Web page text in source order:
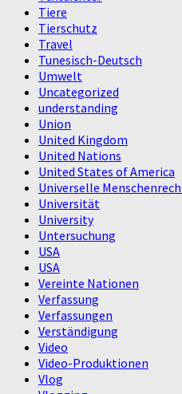
Tiere
Tierschutz
Travel
Tunesisch-Deutsch
Umwelt
Uncategorized
understanding
Union
United Kingdom
United Nations
United States of America
Universelle
Universität
University
Untersuchung
USA
USA
Vereinte Nationen
Verfassung
Verfassungen
Verständigung
Video
Video-Produktionen
Vlog